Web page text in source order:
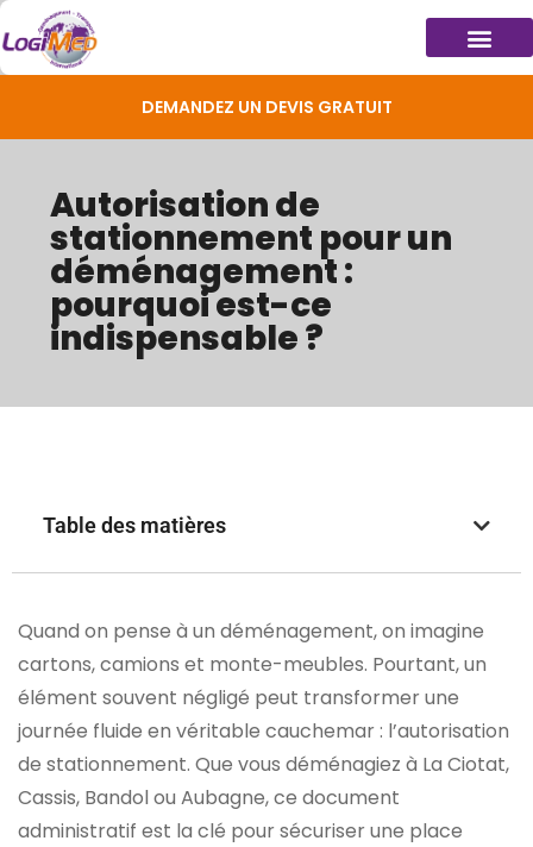
DEMANDEZ UN DEVIS GRATUIT
Autorisation de
stationnement pour un
déménagement :
pourquoi est-ce
indispensable ?
Table des matières
Quand on pense à un déménagement, on imagine
cartons, camions et monte-meubles. Pourtant, un
élément souvent négligé peut transformer une
journée fluide en véritable cauchemar : l’autorisation
de stationnement. Que vous déménagiez à La Ciotat,
Cassis, Bandol ou Aubagne, ce document
administratif est la clé pour sécuriser une place